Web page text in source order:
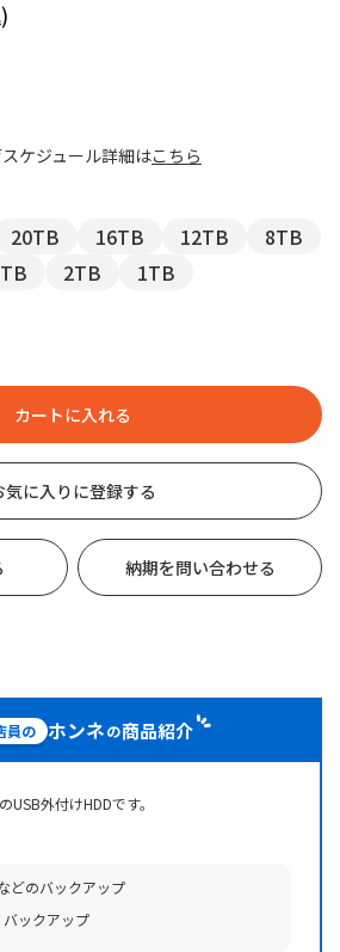
ケジュール詳細はこちら
20TB 16TB 12TB
8TB
2TB 1TB
気に入りに登録する
納期を問い合わせる
員の ホンネの商品紹介
のUSB外付けHDDです。
どのバックアップ
ックアップ